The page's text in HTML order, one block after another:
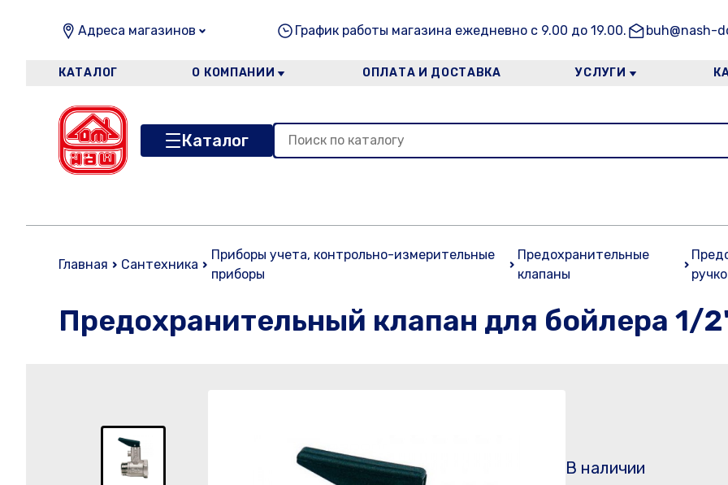
Адреса магазинов График работы магазина ежедневно с 9.00 до 19.00. buh@nash-
КАТАЛОГ О КОМПАНИИ ОПЛАТА И ДОСТАВКА УСЛУГИ
Каталог
Главная Сантехника
Приборы учета, контрольно-измерительные
приборы
Предохранительные
клапаны
Предохранительный клапан для бойлера 1/
В наличии